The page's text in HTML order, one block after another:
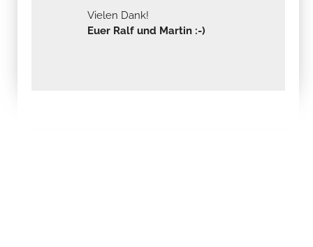
Vielen Dank!
Euer Ralf und Martin :-)